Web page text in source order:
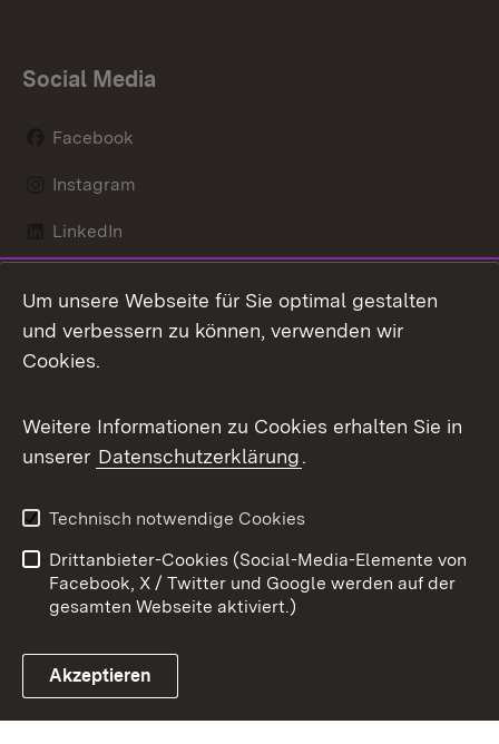
Social Media
Facebook
Instagram
LinkedIn
X / Twitter
Youtube
Link zum Landesportal
Kontakt
Datenschutz
Barrierefreiheit
Impressum
Cookies
Um unsere Webseite für Sie optimal gestalten
und verbessern zu können, verwenden wir
Cookies.
Weitere Informationen zu Cookies erhalten Sie in
unserer Datenschutzerklärung.
Technisch notwendige Cookies
Drittanbieter-Cookies (Social-Media-Elemente von
Facebook, X / Twitter und Google werden auf der
gesamten Webseite aktiviert.)
Akzeptieren